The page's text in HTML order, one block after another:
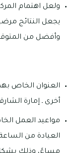
ولعل اهتمام
يجعل النتائج
وأفضل من
العنوان الخاص
أخرى ـ إمارة
مواعيد العمل